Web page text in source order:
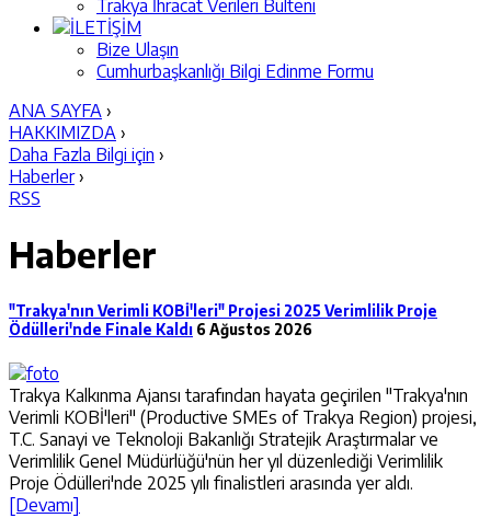
Trakya İhracat Verileri Bülteni
İLETİŞİM
Bize Ulaşın
Cumhurbaşkanlığı Bilgi Edinme Formu
ANA SAYFA ›
HAKKIMIZDA ›
Daha Fazla Bilgi için ›
Haberler ›
RSS
Haberler
"Trakya'nın Verimli KOBİ'leri" Projesi 2025 Verimlilik Proje
Ödülleri'nde Finale Kaldı 6 Ağustos 2026
Trakya Kalkınma Ajansı tarafından hayata geçirilen "Trakya'nın
Verimli KOBİ'leri" (Productive SMEs of Trakya Region) projesi,
T.C. Sanayi ve Teknoloji Bakanlığı Stratejik Araştırmalar ve
Verimlilik Genel Müdürlüğü'nün her yıl düzenlediği Verimlilik
Proje Ödülleri'nde 2025 yılı finalistleri arasında yer aldı.
[Devamı]